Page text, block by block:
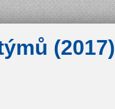
(2017)